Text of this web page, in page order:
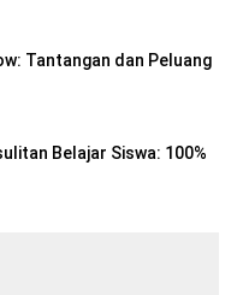
Tantangan dan Peluang
Belajar Siswa: 100%